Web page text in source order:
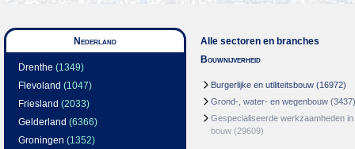
Nederland
Drenthe (1349)
Flevoland (1047)
Friesland (2033)
Gelderland (6366)
Groningen (1352)
Alle sectoren en branches
Bouwnijverheid
Burgerlijke en utiliteitsbouw (16972)
Grond-, water- en wegenbouw (3437)
Gespecialiseerde werkzaamheden in
bouw (29609)